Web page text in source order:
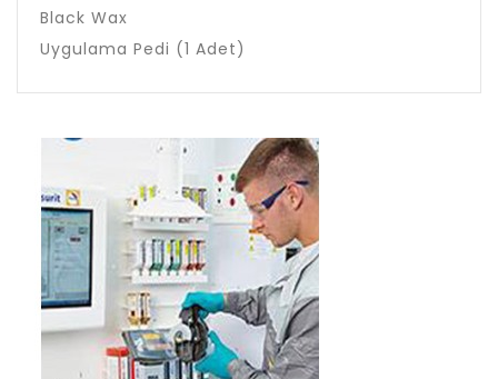
Black Wax
Uygulama Pedi (1 Adet)